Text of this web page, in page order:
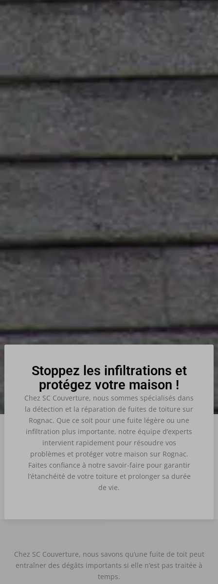
Stoppez les infiltrations et
protégez votre maison !
Chez SC Couverture, nous sommes spécialisés dans
la détection et la réparation de fuites de toiture sur
Rognac. Que ce soit pour une fuite légère ou une
infiltration plus importante, notre équipe d’experts
intervient rapidement pour résoudre vos
problèmes et protéger votre maison sur Rognac.
Faites confiance à notre savoir-faire pour garantir
l’étanchéité de votre toiture et prolonger sa durée
de vie.
Chez SC Couverture, nous savons qu’une fuite de toit peut
entraîner des dégâts importants si elle n’est pas traitée à
temps.